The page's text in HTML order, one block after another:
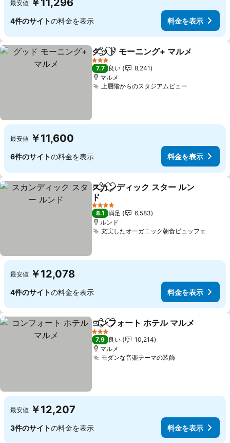
最安値 ￥11,296
4件のサイトの料金を表示 料金を表示
シェアお気に入りに追加
グッド モーニング+ マルメ
3 ホテルのランク
7.7 良い
8,241
マルメ
上層階からのスタジアムビュー
最安値 ￥11,600
6件のサイトの料金を表示 料金を表示
シェアお気に入りに追加
スカンディック スター ルン
ド
4 ホテルのランク
8.1 満足
6,583
ルンド
充実したオーガニック朝食ビュッフェ
最安値 ￥12,078
4件のサイトの料金を表示 料金を表示
シェアお気に入りに追加
コンフォート ホテル マルメ
3 ホテルのランク
7.9 良い
10,214
マルメ
モダンな音楽テーマの装飾
最安値 ￥12,207
3件のサイトの料金を表示 料金を表示